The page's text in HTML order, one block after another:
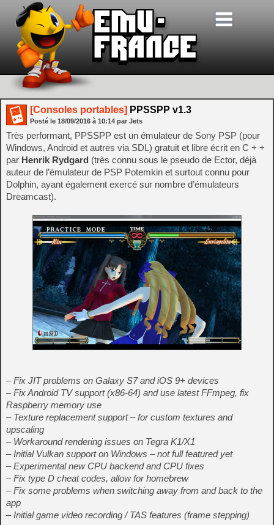
[Consoles portables] PPSSPP v1.3
Posté le 18/09/2016 à 10:14 par Jets
Très performant, PPSSPP est un émulateur de Sony PSP (pour
Windows, Android et autres via SDL) gratuit et libre écrit en C + +
par Henrik Rydgard (très connu sous le pseudo de Ector, déjà
auteur de l’émulateur de PSP Potemkin et surtout connu pour
Dolphin, ayant également exercé sur nombre d’émulateurs
Dreamcast).
– Fix JIT problems on Galaxy S7 and iOS 9+ devices
– Fix Android TV support (x86-64) and use latest FFmpeg, fix
Raspberry memory use
– Texture replacement support – for custom textures and
upscaling
– Workaround rendering issues on Tegra K1/X1
– Initial Vulkan support on Windows – not full featured yet
– Experimental new CPU backend and CPU fixes
– Fix type D cheat codes, allow for homebrew
– Fix some problems when switching away from and back to the
app
– Initial game video recording / TAS features (frame stepping)